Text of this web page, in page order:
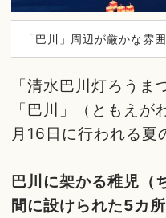
「巴川」周辺が厳かな雰
「清水巴川灯ろう
「巴川」（ともえ
月16日に行われる夏
巴川に架かる稚児（
間に設けられた5カ